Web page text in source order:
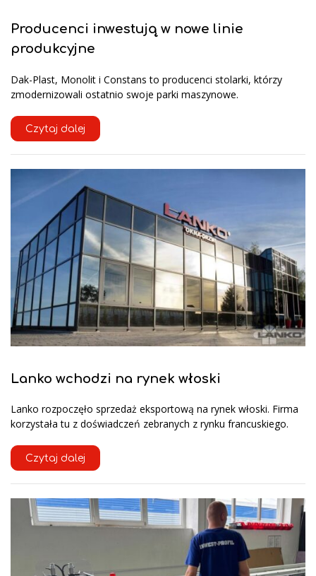
Producenci inwestują w nowe linie
produkcyjne
Dak-Plast, Monolit i Constans to producenci stolarki, którzy
zmodernizowali ostatnio swoje parki maszynowe.
Czytaj dalej
Lanko wchodzi na rynek włoski
Lanko rozpoczęło sprzedaż eksportową na rynek włoski. Firma
korzystała tu z doświadczeń zebranych z rynku francuskiego.
Czytaj dalej